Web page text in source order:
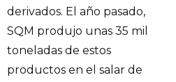
derivados. El año pasado,
SQM produjo unas 35 mil
toneladas de estos
productos en el salar de